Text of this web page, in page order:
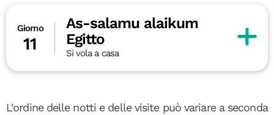
Giorno
11
As-salamu alaikum
Egitto
Si vola a casa
L'ordine delle notti e delle visite può variare a seconda